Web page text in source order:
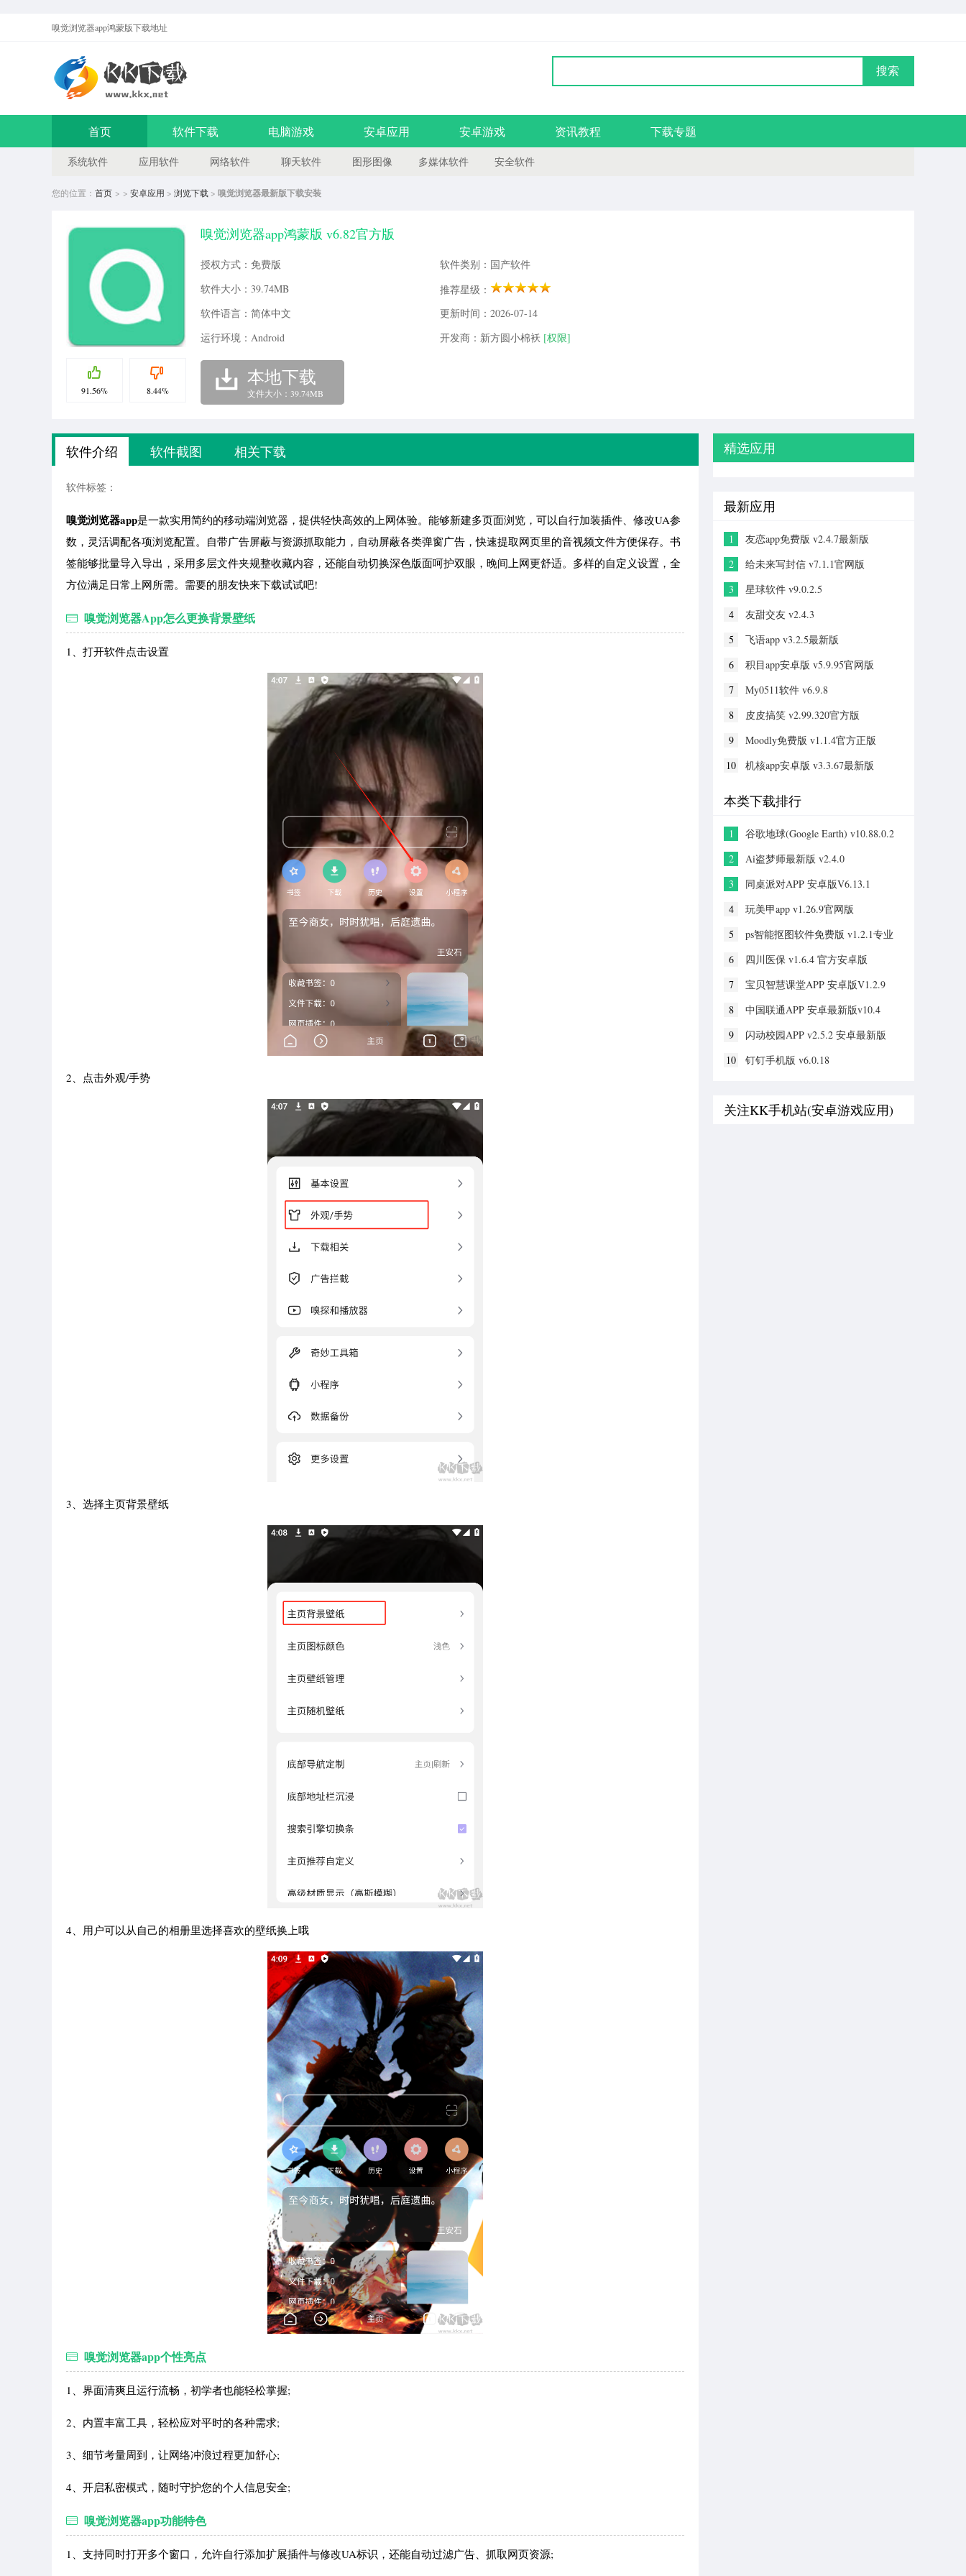
嗅觉浏览器app鸿蒙版下载地址
搜索
首页 软件下载 电脑游戏 安卓应用 安卓游戏 资讯教程 下载专题
系统软件 应用软件 网络软件 聊天软件 图形图像 多媒体软件 安全软件
您的位置： 首页 > > 安卓应用 > 浏览下载 > 嗅觉浏览器最新版下载安装
91.56% 8.44%
嗅觉浏览器app鸿蒙版 v6.82官方版
授权方式：免费版
软件类别：国产软件
软件大小：39.74MB
推荐星级：
软件语言：简体中文
更新时间：2026-07-14
运行环境：Android
开发商：新方圆小棉袄 [权限]
本地下载
文件大小：39.74MB
软件介绍 软件截图 相关下载
软件标签：
嗅觉浏览器app是一款实用简约的移动端浏览器，提供轻快高效的上网体验。能够新建多页面浏览，可以自行加装插件、修改UA参
数，灵活调配各项浏览配置。自带广告屏蔽与资源抓取能力，自动屏蔽各类弹窗广告，快速提取网页里的音视频文件方便保存。书
签能够批量导入导出，采用多层文件夹规整收藏内容，还能自动切换深色版面呵护双眼，晚间上网更舒适。多样的自定义设置，全
方位满足日常上网所需。需要的朋友快来下载试试吧!
嗅觉浏览器App怎么更换背景壁纸
1、打开软件点击设置
2、点击外观/手势
3、选择主页背景壁纸
4、用户可以从自己的相册里选择喜欢的壁纸换上哦
嗅觉浏览器app个性亮点
1、界面清爽且运行流畅，初学者也能轻松掌握;
2、内置丰富工具，轻松应对平时的各种需求;
3、细节考量周到，让网络冲浪过程更加舒心;
4、开启私密模式，随时守护您的个人信息安全;
嗅觉浏览器app功能特色
1、支持同时打开多个窗口，允许自行添加扩展插件与修改UA标识，还能自动过滤广告、抓取网页资源;
精选应用
最新应用
1
友恋app免费版 v2.4.7最新版
2
给未来写封信 v7.1.1官网版
3
星球软件 v9.0.2.5
4
友甜交友 v2.4.3
5
飞语app v3.2.5最新版
6
积目app安卓版 v5.9.95官网版
7
My0511软件 v6.9.8
8
皮皮搞笑 v2.99.320官方版
9
Moodly免费版 v1.1.4官方正版
10
机核app安卓版 v3.3.67最新版
本类下载排行
1
谷歌地球(Google Earth) v10.88.0.2
2
Ai盗梦师最新版 v2.4.0
3
同桌派对APP 安卓版V6.13.1
4
玩美甲app v1.26.9官网版
5
ps智能抠图软件免费版 v1.2.1专业
6
四川医保 v1.6.4 官方安卓版
7
宝贝智慧课堂APP 安卓版V1.2.9
8
中国联通APP 安卓最新版v10.4
9
闪动校园APP v2.5.2 安卓最新版
10
钉钉手机版 v6.0.18
关注KK手机站(安卓游戏应用)